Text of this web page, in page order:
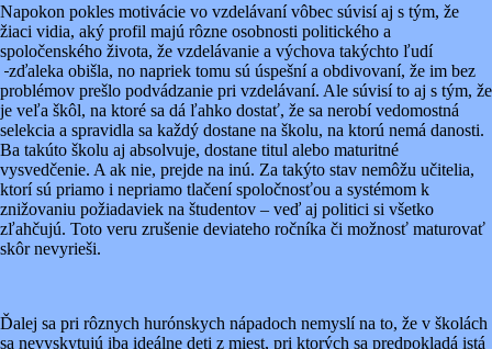
Napokon pokles motivácie vo vzdelávaní vôbec súvisí aj s tým, že
žiaci vidia, aký profil majú rôzne osobnosti politického a
spoločenského života, že vzdelávanie a výchova takýchto ľudí
zďaleka obišla, no napriek tomu sú úspešní a obdivovaní, že im bez
problémov prešlo podvádzanie pri vzdelávaní. Ale súvisí to aj s tým, že
je veľa škôl, na ktoré sa dá ľahko dostať, že sa nerobí vedomostná
selekcia a spravidla sa každý dostane na školu, na ktorú nemá danosti.
Ba takúto školu aj absolvuje, dostane titul alebo maturitné
vysvedčenie. A ak nie, prejde na inú. Za takýto stav nemôžu učitelia,
ktorí sú priamo i nepriamo tlačení spoločnosťou a systémom k
znižovaniu požiadaviek na študentov – veď aj politici si všetko
zľahčujú. Toto veru zrušenie deviateho ročníka či možnosť maturovať
skôr nevyrieši.
Ďalej sa pri rôznych hurónskych nápadoch nemyslí na to, že v školách
sa nevyskytujú iba ideálne deti z miest, pri ktorých sa predpokladá istá